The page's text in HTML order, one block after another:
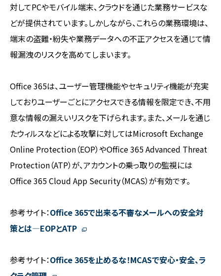
対してPCやモバイル端末、クラウドを通じた業務サービスな
どが提供されています。しかしながら、これらの業務環境は、
端末の盗難・紛失や業務データへの不正アクセスを通じて情
報漏洩のリスクを高めてしまいます。
Office 365は、ユーザー管理機能やセキュリティ機能が充実
しておりユーザーごとにアクセスできる情報を限定でき、不用
意な情報の漏えいリスクを下げられます。また、メールを通じ
たウィルスなどによる攻撃に対してはMicrosoft Exchange
Online Protection（EOP）やOffice 365 Advanced Threat
Protection（ATP）が、アカウントの乗っ取りの監視には
Office 365 Cloud App Security（MCAS）が有効です。
参考サイト：Office 365で出来る不審なメールへの安全対
策とは―EOPとATP
参考サイト：Office 365を止めるな！MCASで安心・安全、ラ